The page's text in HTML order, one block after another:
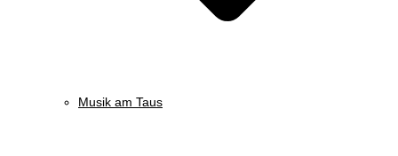
Musik am Taus